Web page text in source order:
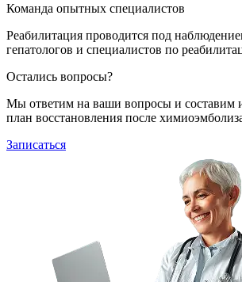
Команда опытных специалистов
Реабилитация проводится под
гепатологов и специалистов по
Остались вопросы?
Мы ответим на ваши вопросы и составим
план восстановления после
Записаться